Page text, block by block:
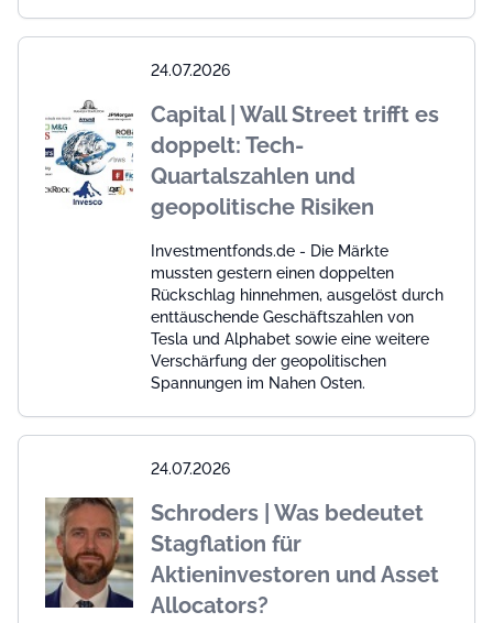
24.07.2026
Capital | Wall Street trifft es
doppelt: Tech-
Quartalszahlen und
geopolitische Risiken
Investmentfonds.de - Die Märkte
mussten gestern einen doppelten
Rückschlag hinnehmen, ausgelöst durch
enttäuschende Geschäftszahlen von
Tesla und Alphabet sowie eine weitere
Verschärfung der geopolitischen
Spannungen im Nahen Osten.
24.07.2026
Schroders | Was bedeutet
Stagflation für
Aktieninvestoren und Asset
Allocators?